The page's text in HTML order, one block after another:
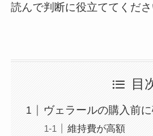
読んで判断に役立ててくださ
目
ヴェラールの購入前
維持費が高額